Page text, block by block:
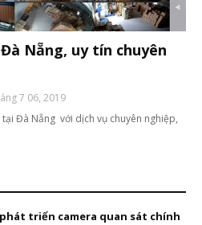
Nẵng, uy tín chuyên
7 06, 2019
Đà Nẵng với dịch vụ chuyên nghiệp,
triển camera quan sát chính